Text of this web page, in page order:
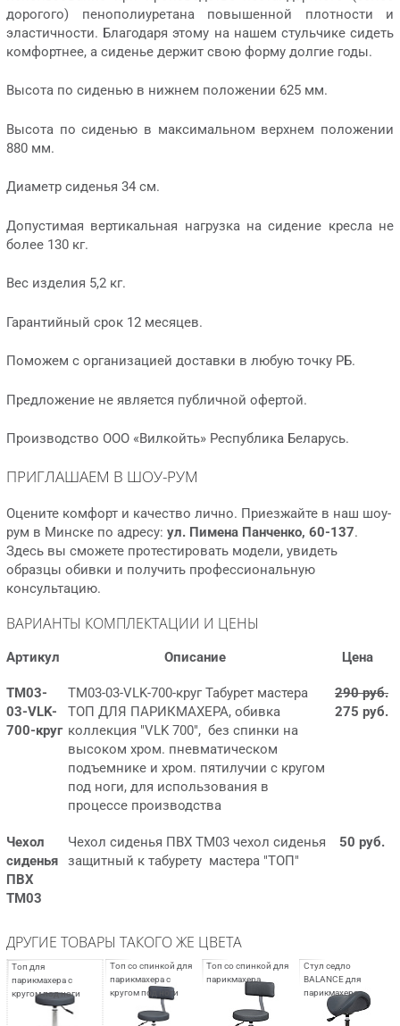
дорогого) пенополиуретана повышенной плотности и
эластичности. Благодаря этому на нашем стульчике сидеть
комфортнее, а сиденье держит свою форму долгие годы.
Высота по сиденью в нижнем положении 625 мм.
Высота по сиденью в максимальном верхнем положении
880 мм.
Диаметр сиденья 34 см.
Допустимая вертикальная нагрузка на сидение кресла не
более 130 кг.
Вес изделия 5,2 кг.
Гарантийный срок 12 месяцев.
Поможем с организацией доставки в любую точку РБ.
Предложение не является публичной офертой.
Производство ООО «Вилкойть» Республика Беларусь.
ПРИГЛАШАЕМ В ШОУ-РУМ
Оцените комфорт и качество лично. Приезжайте в наш шоу-
рум в Минске по адресу: ул. Пимена Панченко, 60-137.
Здесь вы сможете протестировать модели, увидеть
образцы обивки и получить профессиональную
консультацию.
ВАРИАНТЫ КОМПЛЕКТАЦИИ И ЦЕНЫ
Артикул Описание Цена
ТМ03-
03-VLK-
700-круг
ТМ03-03-VLK-700-круг Табурет мастера
ТОП ДЛЯ ПАРИКМАХЕРА, обивка
коллекция "VLK 700", без спинки на
высоком хром. пневматическом
подъемнике и хром. пятилучии с кругом
под ноги, для использования в
процессе производства
290 руб.
275 руб.
Чехол
сиденья
ПВХ
ТМ03
Чехол сиденья ПВХ ТМ03 чехол сиденья
защитный к табурету мастера "ТОП"
50 руб.
ДРУГИЕ ТОВАРЫ ТАКОГО ЖЕ ЦВЕТА